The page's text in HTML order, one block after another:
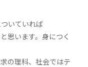
いていれば
思います。身につく
の理科、社会ではテ